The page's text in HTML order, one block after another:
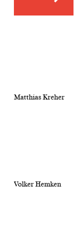
Matthias Kreher
Volker Hemken